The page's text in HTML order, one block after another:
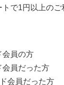
で1円以上のご
員の方
員だった方
会員だった方